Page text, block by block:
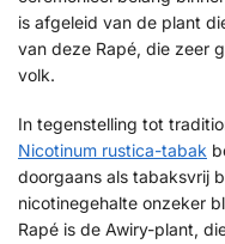
is afgeleid van de plant
van deze Rapé, die zeer
volk.
In tegenstelling tot
Nicotinum rustica-tabak
doorgaans als tabaksvrij
nicotinegehalte onzeker
Rapé is de Awiry-plant,